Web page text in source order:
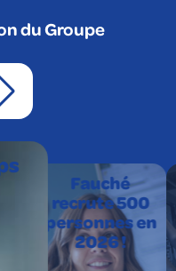
du Groupe
Fauché
recrute 500
personnes en
2026 !